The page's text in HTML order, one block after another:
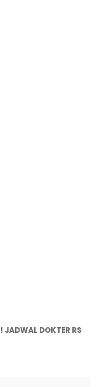
JADWAL DOKTER RS